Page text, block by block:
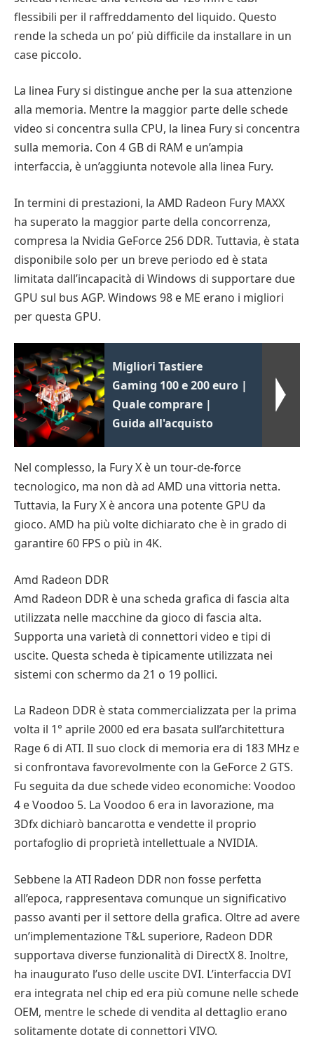
flessibili per il raffreddamento del liquido. Questo
rende la scheda un po’ più difficile da installare in un
case piccolo.
La linea Fury si distingue anche per la sua attenzione
alla memoria. Mentre la maggior parte delle schede
video si concentra sulla CPU, la linea Fury si concentra
sulla memoria. Con 4 GB di RAM e un’ampia
interfaccia, è un’aggiunta notevole alla linea Fury.
In termini di prestazioni, la AMD Radeon Fury MAXX
ha superato la maggior parte della concorrenza,
compresa la Nvidia GeForce 256 DDR. Tuttavia, è stata
disponibile solo per un breve periodo ed è stata
limitata dall’incapacità di Windows di supportare due
GPU sul bus AGP. Windows 98 e ME erano i migliori
per questa GPU.
Migliori Tastiere
Gaming 100 e 200 euro |
Quale comprare |
Guida all'acquisto
Nel complesso, la Fury X è un tour-de-force
tecnologico, ma non dà ad AMD una vittoria netta.
Tuttavia, la Fury X è ancora una potente GPU da
gioco. AMD ha più volte dichiarato che è in grado di
garantire 60 FPS o più in 4K.
Amd Radeon DDR
Amd Radeon DDR è una scheda grafica di fascia alta
utilizzata nelle macchine da gioco di fascia alta.
Supporta una varietà di connettori video e tipi di
uscite. Questa scheda è tipicamente utilizzata nei
sistemi con schermo da 21 o 19 pollici.
La Radeon DDR è stata commercializzata per la prima
volta il 1° aprile 2000 ed era basata sull’architettura
Rage 6 di ATI. Il suo clock di memoria era di 183 MHz e
si confrontava favorevolmente con la GeForce 2 GTS.
Fu seguita da due schede video economiche: Voodoo
4 e Voodoo 5. La Voodoo 6 era in lavorazione, ma
3Dfx dichiarò bancarotta e vendette il proprio
portafoglio di proprietà intellettuale a NVIDIA.
Sebbene la ATI Radeon DDR non fosse perfetta
all’epoca, rappresentava comunque un significativo
passo avanti per il settore della grafica. Oltre ad avere
un’implementazione T&L superiore, Radeon DDR
supportava diverse funzionalità di DirectX 8. Inoltre,
ha inaugurato l’uso delle uscite DVI. L’interfaccia DVI
era integrata nel chip ed era più comune nelle schede
OEM, mentre le schede di vendita al dettaglio erano
solitamente dotate di connettori VIVO.